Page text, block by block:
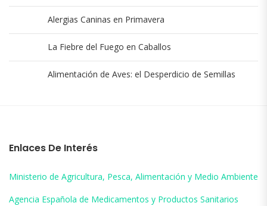
Alergias Caninas en Primavera
La Fiebre del Fuego en Caballos
Alimentación de Aves: el Desperdicio de Semillas
Enlaces De Interés
Ministerio de Agricultura, Pesca, Alimentación y Medio Ambiente
Agencia Española de Medicamentos y Productos Sanitarios